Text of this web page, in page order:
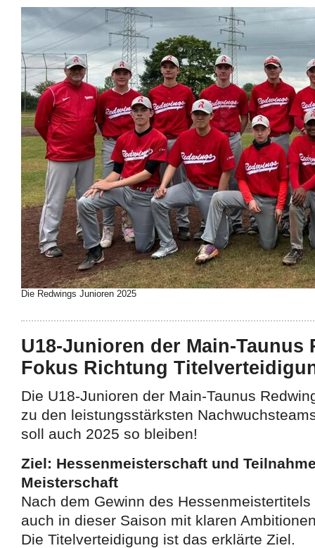
Die Redwings Junioren 2025
U18-Junioren der Main-Taunus
Fokus Richtung
Die U18-Junioren der Main-Taunus
zu den leistungsstärksten
soll auch 2025 so bleiben!
Ziel: Hessenmeisterschaft und
Meisterschaft
Nach dem Gewinn des
auch in dieser Saison mit klaren
Die Titelverteidigung ist das erklärte Ziel.